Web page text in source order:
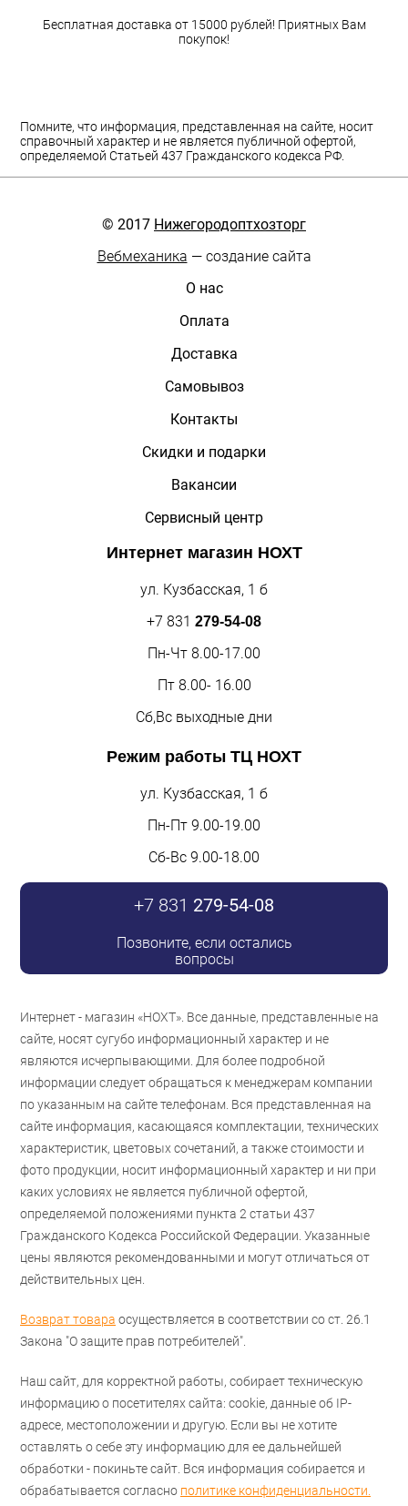
Бесплатная доставка от 15000 рублей! Приятных Вам
покупок!
Помните, что информация, представленная на сайте, носит
справочный характер и не является публичной офертой,
определяемой Статьей 437 Гражданского кодекса РФ.
© 2017 Нижегородоптхозторг
Вебмеханика — создание сайта
О нас
Оплата
Доставка
Самовывоз
Контакты
Скидки и подарки
Вакансии
Сервисный центр
Интернет магазин НОХТ
ул. Кузбасская, 1 б
+7 831 279-54-08
Пн-Чт 8.00-17.00
Пт 8.00- 16.00
Сб,Вс выходные дни
Режим работы ТЦ НОХТ
ул. Кузбасская, 1 б
Пн-Пт 9.00-19.00
Сб-Вс 9.00-18.00
+7 831 279-54-08
Позвоните, если остались
вопросы
Интернет - магазин «НОХТ». Все данные, представленные на
сайте, носят сугубо информационный характер и не
являются исчерпывающими. Для более подробной
информации следует обращаться к менеджерам компании
по указанным на сайте телефонам. Вся представленная на
сайте информация, касающаяся комплектации, технических
характеристик, цветовых сочетаний, а также стоимости и
фото продукции, носит информационный характер и ни при
каких условиях не является публичной офертой,
определяемой положениями пункта 2 статьи 437
Гражданского Кодекса Российской Федерации. Указанные
цены являются рекомендованными и могут отличаться от
действительных цен.
Возврат товара осуществляется в соответствии со ст. 26.1
Закона "О защите прав потребителей".
Наш сайт, для корректной работы, собирает техническую
информацию о посетителях сайта: cookie, данные об IP-
адресе, местоположении и другую. Если вы не хотите
оставлять о себе эту информацию для ее дальнейшей
обработки - покиньте сайт. Вся информация собирается и
обрабатывается согласно политике конфиденциальности.